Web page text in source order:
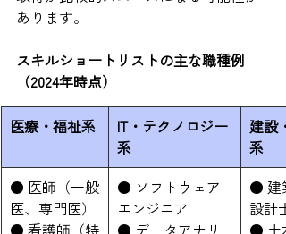
あります。
スキルショートリストの主な職種例
（2024年時点）
医療・福祉系
IT・テクノロジー
系
建設
系
● 医師（一般
医、専門医）
● ソフトウェア
エンジニア
● 建
設計士